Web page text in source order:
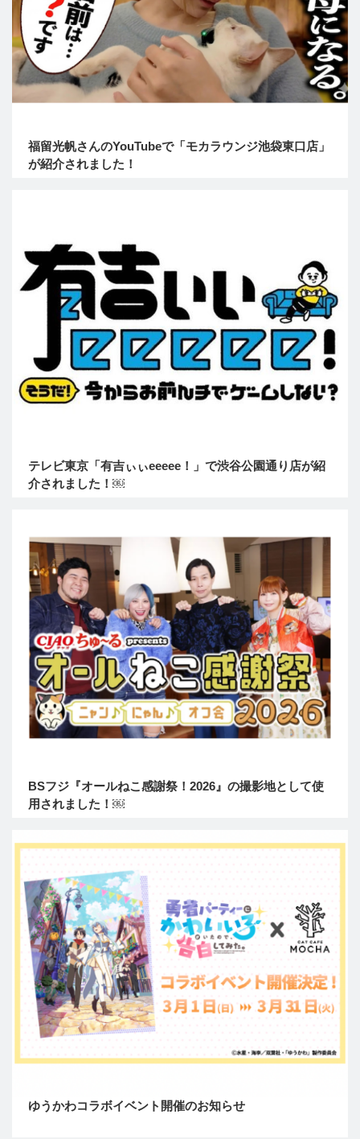
福留光帆さんのYouTubeで「モカラウンジ池袋東口店」
が紹介されました！
テレビ東京「有吉ぃぃeeeee！」で渋谷公園通り店が紹
介されました！￼
BSフジ『オールねこ感謝祭！2026』の撮影地として使
用されました！￼
ゆうかわコラボイベント開催のお知らせ